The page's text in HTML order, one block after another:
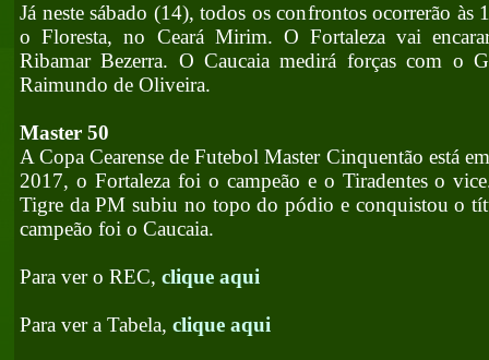
Já neste sábado (14), todos os confrontos ocorrerão às
o Floresta, no Ceará Mirim. O Fortaleza vai
Ribamar Bezerra. O Caucaia medirá forças com o
Raimundo de Oliveira.
Master 50
A Copa Cearense de Futebol Master Cinquentão está
2017, o Fortaleza foi o campeão e o Tiradentes o
Tigre da PM subiu no topo do pódio e conquistou o
campeão foi o Caucaia.
Para ver o REC, clique aqui
Para ver a Tabela, clique aqui